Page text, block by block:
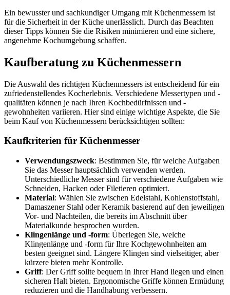
Ein bewusster und sachkundiger Umgang mit Küchenmessern ist
für die Sicherheit in der Küche unerlässlich. Durch das Beachten
dieser Tipps können Sie die Risiken minimieren und eine sichere,
angenehme Kochumgebung schaffen.
Kaufberatung zu Küchenmessern
Die Auswahl des richtigen Küchenmessers ist entscheidend für ein
zufriedenstellendes Kocherlebnis. Verschiedene Messertypen und -
qualitäten können je nach Ihren Kochbedürfnissen und -
gewohnheiten variieren. Hier sind einige wichtige Aspekte, die Sie
beim Kauf von Küchenmessern berücksichtigen sollten:
Kaufkriterien für Küchenmesser
Verwendungszweck: Bestimmen Sie, für welche Aufgaben
Sie das Messer hauptsächlich verwenden werden.
Unterschiedliche Messer sind für verschiedene Aufgaben wie
Schneiden, Hacken oder Filetieren optimiert.
Material: Wählen Sie zwischen Edelstahl, Kohlenstoffstahl,
Damaszener Stahl oder Keramik basierend auf den jeweiligen
Vor- und Nachteilen, die bereits im Abschnitt über
Materialkunde besprochen wurden.
Klingenlänge und -form: Überlegen Sie, welche
Klingenlänge und -form für Ihre Kochgewohnheiten am
besten geeignet sind. Längere Klingen sind vielseitiger, aber
kürzere bieten mehr Kontrolle.
Griff: Der Griff sollte bequem in Ihrer Hand liegen und einen
sicheren Halt bieten. Ergonomische Griffe können Ermüdung
reduzieren und die Handhabung verbessern.